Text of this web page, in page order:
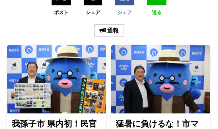
ポスト シェア シェア 送る
通報
我孫子市 県内初！民官
猛暑に負けるな！市マ